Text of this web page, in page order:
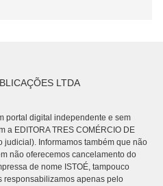
LTDA
portal digital independente e sem
a EDITORA TRES COMÉRCIO DE
judicial). Informamos também que não
não oferecemos cancelamento do
de nome ISTOÉ, tampouco
responsabilizamos apenas pelo